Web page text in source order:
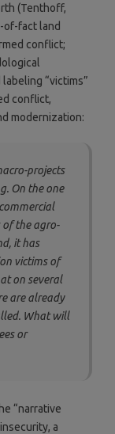
(Tenthoff,
of-fact land
conflict;
“victims”
conflict,
modernization:
projects
On the one
of the agro-
it has
victims of
on several
are already
What will
or
“narrative
a